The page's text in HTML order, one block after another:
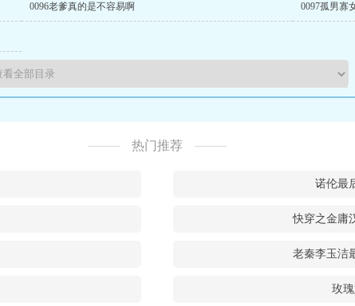
0096老爹真的是不容易啊 0097孤男寡
热门推荐
诺伦最
快穿之金庸
老秦李玉洁
玫